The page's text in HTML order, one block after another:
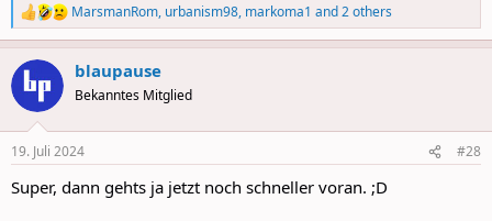
R
e
a
c
t
i
s
MarsmanRom, urbanism98, markoma1 and 2 others
blaupause
Bekanntes Mitglied
19. Juli 2024 #28
Super, dann gehts ja jetzt noch schneller voran. ;D